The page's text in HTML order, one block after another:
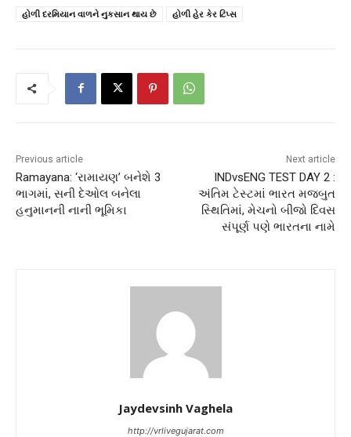
હોળી દરમિયાન વાળને નુકસાન થાય છે હોળી હેર કેર ટિપ્સ
Previous article
Ramayana: ‘રામાયણ’ બનેશે 3
ભાગમાં, સની દેઓલ બનેલા
હનુમાનની નાની ભૂમિકા
Next article
INDvsENG TEST DAY 2 :
અંતિમ ટેસ્ટમાં ભારત મજબુત
સ્થિતિમાં, મેચનો બીજો દિવસ
સંપૂર્ણ પણે ભારતના નામે
Jaydevsinh Vaghela
http://vrlivegujarat.com